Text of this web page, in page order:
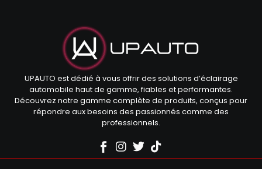
UPAUTO est dédié à vous offrir des solutions d’éclairage
automobile haut de gamme, fiables et performantes.
Découvrez notre gamme complète de produits, conçus pour
répondre aux besoins des passionnés comme des
professionnels.